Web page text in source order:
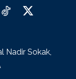
Nadir Sokak,